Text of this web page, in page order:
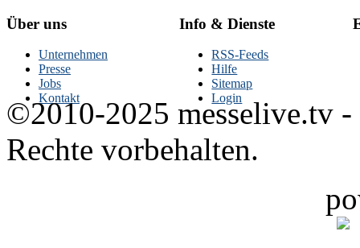
Über uns
Unternehmen
Presse
Jobs
Kontakt
Info & Dienste
RSS-Feeds
Hilfe
Sitemap
Login
©2010-2025 messelive.tv -
Rechte vorbehalten.